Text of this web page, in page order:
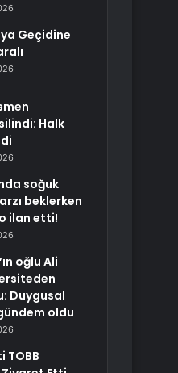
Geçidine
Halk
soğuk
beklerken
ilan etti!
oğlu Ali
Duygusal
oldu
TOBB